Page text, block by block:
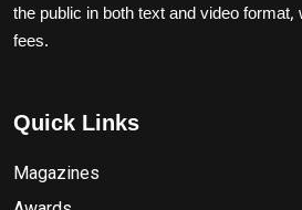
the public in both text and video
fees.
Quick Links
Magazines